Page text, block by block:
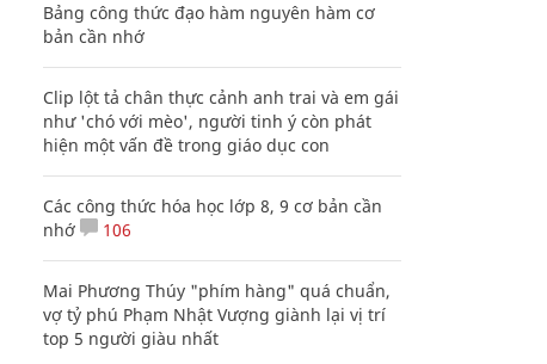
Bảng công thức đạo hàm nguyên hàm cơ
bản cần nhớ
Clip lột tả chân thực cảnh anh trai và em gái
như 'chó với mèo', người tinh ý còn phát
hiện một vấn đề trong giáo dục con
Các công thức hóa học lớp 8, 9 cơ bản cần
nhớ
106
Mai Phương Thúy "phím hàng" quá chuẩn,
vợ tỷ phú Phạm Nhật Vượng giành lại vị trí
top 5 người giàu nhất